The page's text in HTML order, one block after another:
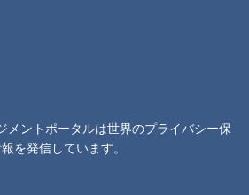
メントポータルは世界のプライバシー保
を発信しています。